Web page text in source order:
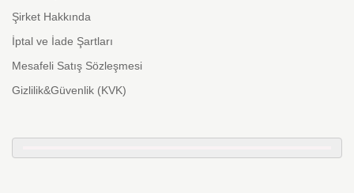
Şirket Hakkında
İptal ve İade Şartları
Mesafeli Satış Sözleşmesi
Gizlilik&Güvenlik (KVK)